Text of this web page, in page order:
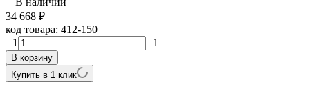
34 668 ₽
код товара: 412-150
1
1
В корзину
Купить в 1 клик